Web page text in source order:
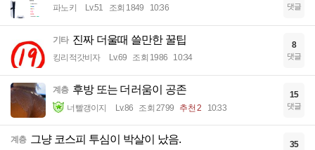
파노키 Lv.51 조회 1849 10:36 댓글
기타 진짜 더울때 쓸만한 꿀팁
킹리적갓비자 Lv.69 조회 1986 10:34
8
댓글
계층 후방 또는 더러움이 공존
너빨갱이지 Lv.86 조회 2799 추천 2 10:33
15
댓글
계층 그냥 코스피 투심이 박살이 났음. 35